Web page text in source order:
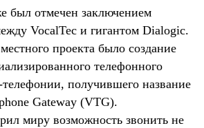
был отмечен заключением
VocalTec и гигантом Dialogic.
проекта было создание
телефонного
получившего название
Gateway (VTG).
миру возможность звонить не